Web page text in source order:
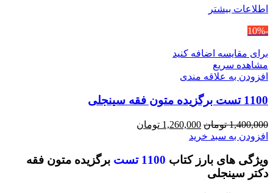
اطلاعات بیشتر
-10%
برای مقایسه اضافه کنید
مشاهده سریع
افزودن به علاقه مندی
1100 تست برگزیده متون فقه سینجلی
1,400,000 تومان قیمت
اصلی
بود.
1,260,000 تومان
است.
افزودن به سبد خرید
ویژگی های بارز کتاب 1100 تست
برگزیده متون فقه
دکتر سینجلی